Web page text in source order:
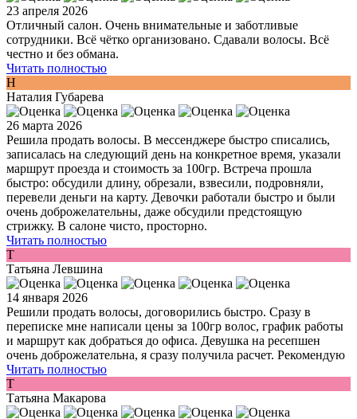
23 апреля 2026
Отличный салон. Очень внимательные и заботливые
сотрудники. Всё чётко организовано. Сдавали волосы. Всё
честно и без обмана.
Читать полностью
Н
Наталия Губарева
26 марта 2026
Решила продать волосы. В мессенджере быстро списались,
записалась на следующий день на конкретное время, указали
маршрут проезда и стоимость за 100гр. Встреча прошла
быстро: обсудили длину, обрезали, взвесили, подровняли,
перевели деньги на карту. Девочки работали быстро и были
очень доброжелательны, даже обсудили предстоящую
стрижку. В салоне чисто, просторно.
Читать полностью
Т
Татьяна Левшина
14 января 2026
Решили продать волосы, договорились быстро. Сразу в
переписке мне написали цены за 100гр волос, график работы
и маршрут как добраться до офиса. Девушка на ресепшен
очень доброжелательна, я сразу получила расчет. Рекомендую
Читать полностью
Т
Татьяна Макарова